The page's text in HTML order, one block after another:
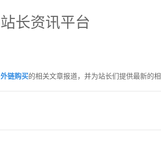
站长资讯平台
外链购买的相关文章报道，并为站长们提供最新的